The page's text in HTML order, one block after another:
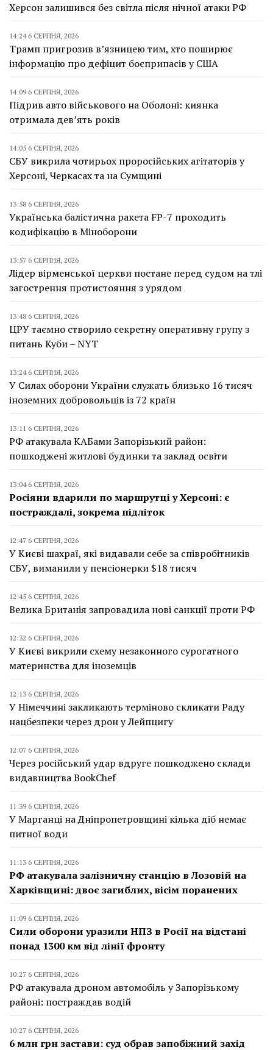
Херсон залишився без світла після нічної атаки РФ
14:24 6 СЕРПНЯ, 2026
Трамп пригрозив в’язницею тим, хто поширює
інформацію про дефіцит боєприпасів у США
14:09 6 СЕРПНЯ, 2026
Підрив авто військового на Оболоні: киянка
отримала дев’ять років
14:05 6 СЕРПНЯ, 2026
СБУ викрила чотирьох проросійських агітаторів у
Херсоні, Черкасах та на Сумщині
13:58 6 СЕРПНЯ, 2026
Українська балістична ракета FP-7 проходить
кодифікацію в Міноборони
13:57 6 СЕРПНЯ, 2026
Лідер вірменської церкви постане перед судом на тлі
загострення протистояння з урядом
13:48 6 СЕРПНЯ, 2026
ЦРУ таємно створило секретну оперативну групу з
питань Куби – NYT
13:24 6 СЕРПНЯ, 2026
У Силах оборони України служать близько 16 тисяч
іноземних добровольців із 72 країн
13:11 6 СЕРПНЯ, 2026
РФ атакувала КАБами Запорізький район:
пошкоджені житлові будинки та заклад освіти
13:04 6 СЕРПНЯ, 2026
Росіяни вдарили по маршрутці у Херсоні: є
постраждалі, зокрема підліток
12:47 6 СЕРПНЯ, 2026
У Києві шахраї, які видавали себе за співробітників
СБУ, виманили у пенсіонерки $18 тисяч
12:45 6 СЕРПНЯ, 2026
Велика Британія запровадила нові санкції проти РФ
12:32 6 СЕРПНЯ, 2026
У Києві викрили схему незаконного сурогатного
материнства для іноземців
12:13 6 СЕРПНЯ, 2026
У Німеччині закликають терміново скликати Раду
нацбезпеки через дрон у Лейпцигу
12:07 6 СЕРПНЯ, 2026
Через російський удар вдруге пошкоджено склади
видавництва BookChef
11:39 6 СЕРПНЯ, 2026
У Марганці на Дніпропетровщині кілька діб немає
питної води
11:13 6 СЕРПНЯ, 2026
РФ атакувала залізничну станцію в Лозовій на
Харківщині: двоє загиблих, вісім поранених
11:09 6 СЕРПНЯ, 2026
Сили оборони уразили НПЗ в Росії на відстані
понад 1300 км від лінії фронту
10:27 6 СЕРПНЯ, 2026
РФ атакувала дроном автомобіль у Запорізькому
районі: постраждав водій
10:27 6 СЕРПНЯ, 2026
6 млн грн застави: суд обрав запобіжний захід